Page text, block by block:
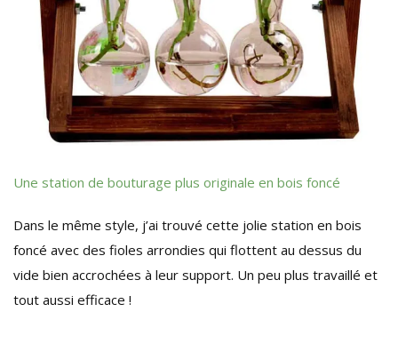
Une station de bouturage plus originale en bois foncé
Dans le même style, j’ai trouvé cette jolie station en bois
foncé avec des fioles arrondies qui flottent au dessus du
vide bien accrochées à leur support. Un peu plus travaillé et
tout aussi efficace !